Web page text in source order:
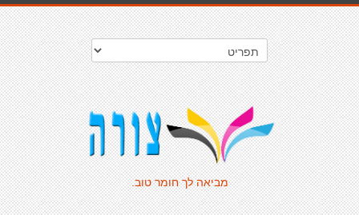
מביאה לך חומר טוב.